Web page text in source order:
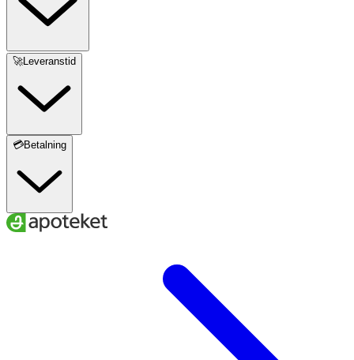
🚀Leveranstid
💳Betalning